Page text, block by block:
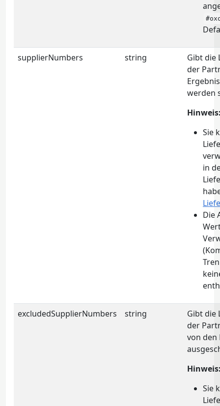
supplierNumbers string
Gibt die
der
werden
Sie
in
Die
excludedSupplierNumbers string
Gibt die
der
von den
Sie